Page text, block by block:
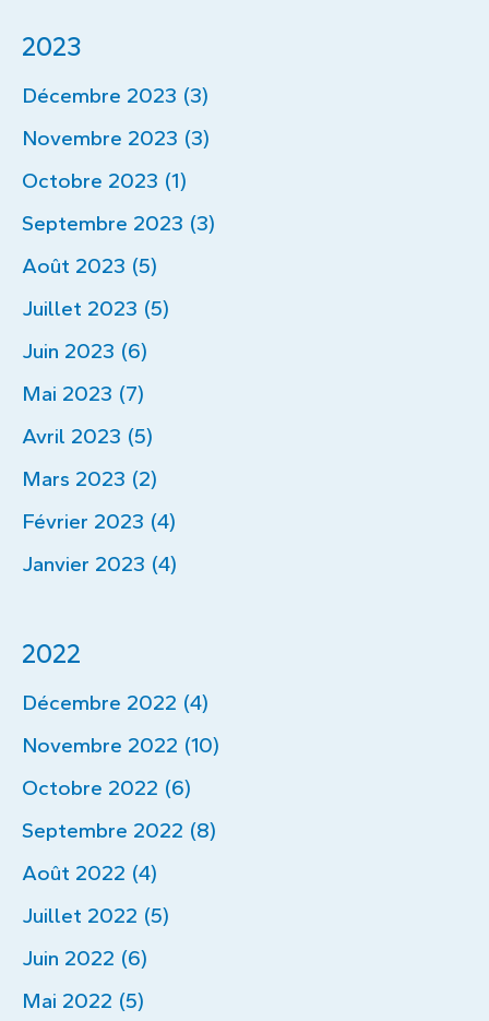
2023
Décembre 2023 (3)
Novembre 2023 (3)
Octobre 2023 (1)
Septembre 2023 (3)
Août 2023 (5)
Juillet 2023 (5)
Juin 2023 (6)
Mai 2023 (7)
Avril 2023 (5)
Mars 2023 (2)
Février 2023 (4)
Janvier 2023 (4)
2022
Décembre 2022 (4)
Novembre 2022 (10)
Octobre 2022 (6)
Septembre 2022 (8)
Août 2022 (4)
Juillet 2022 (5)
Juin 2022 (6)
Mai 2022 (5)